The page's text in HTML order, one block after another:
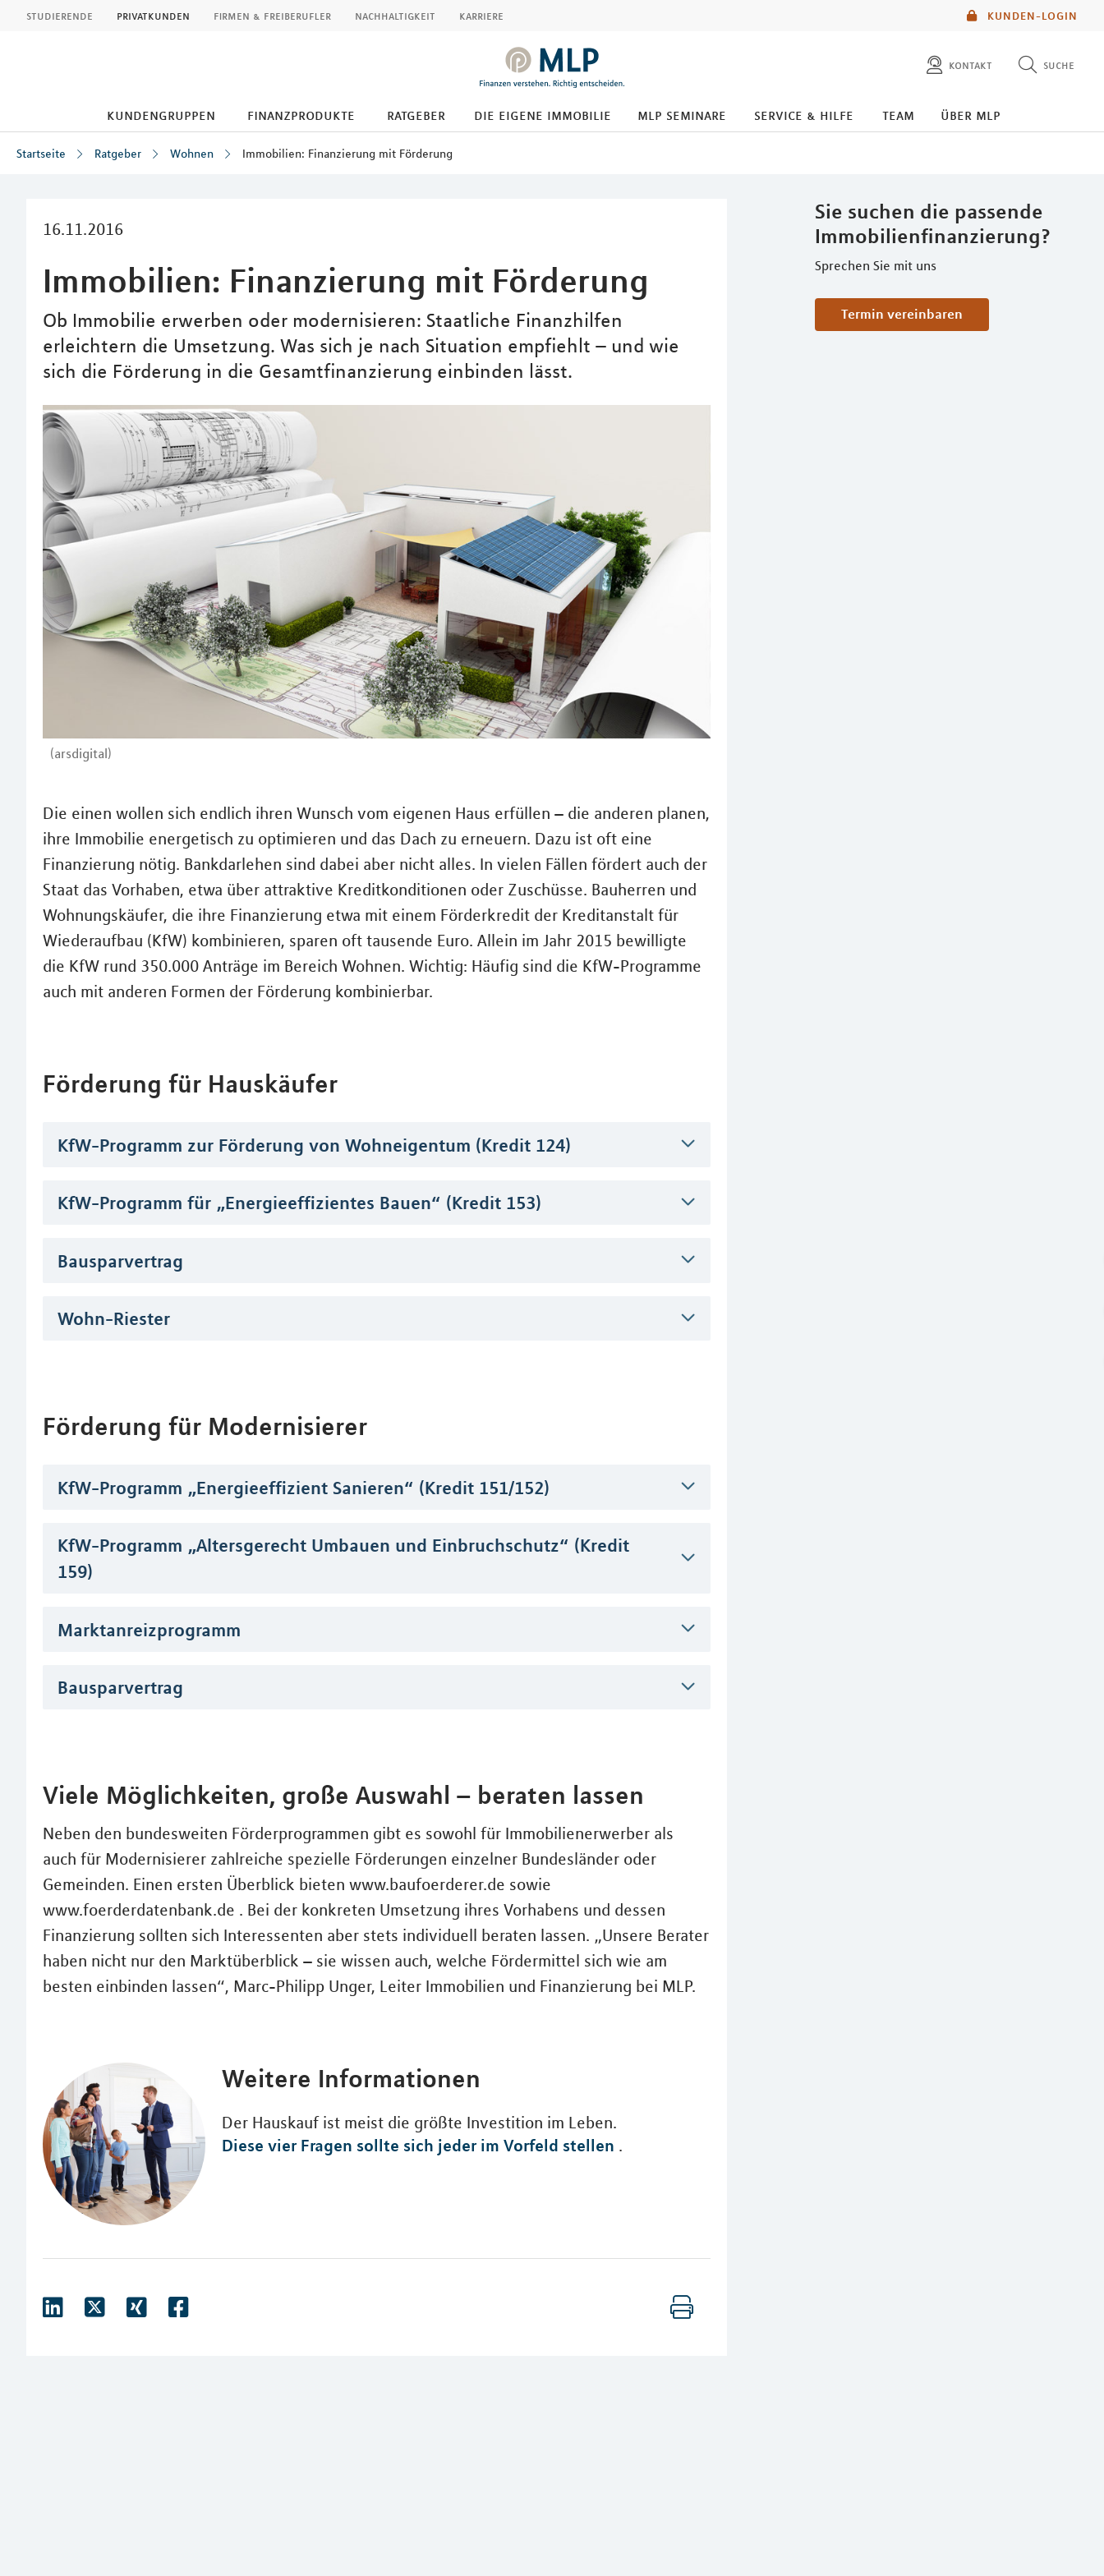
KUNDEN-LOGIN
studierende privatkunden firmen & freiberufler nachhaltigkeit karriere
kontakt suche
diese website durchsuchen
kundengruppen finanzprodukte ratgeber die eigene immobilie mlp seminare service & hilfe team über mlp
Startseite Ratgeber Wohnen Immobilien: Finanzierung mit Förderung
16.11.2016
Immobilien: Finanzierung mit Förderung
Ob Immobilie erwerben oder modernisieren: Staatliche Finanzhilfen
erleichtern die Umsetzung. Was sich je nach Situation empfiehlt – und wie
sich die Förderung in die Gesamtfinanzierung einbinden lässt.
(arsdigital)
Sie suchen die passende
Immobilienfinanzierung?
Sprechen Sie mit uns
Termin vereinbaren
Die einen wollen sich endlich ihren Wunsch vom eigenen Haus erfüllen – die anderen planen,
ihre Immobilie energetisch zu optimieren und das Dach zu erneuern. Dazu ist oft eine
Finanzierung nötig. Bankdarlehen sind dabei aber nicht alles. In vielen Fällen fördert auch der
Staat das Vorhaben, etwa über attraktive Kreditkonditionen oder Zuschüsse. Bauherren und
Wohnungskäufer, die ihre Finanzierung etwa mit einem Förderkredit der Kreditanstalt für
Wiederaufbau (KfW) kombinieren, sparen oft tausende Euro. Allein im Jahr 2015 bewilligte
die KfW rund 350.000 Anträge im Bereich Wohnen. Wichtig: Häufig sind die KfW-Programme
auch mit anderen Formen der Förderung kombinierbar.
Förderung für Hauskäufer
KfW-Programm zur Förderung von Wohneigentum (Kredit 124)
KfW-Programm für „Energieeffizientes Bauen“ (Kredit 153)
Bausparvertrag
Wohn-Riester
Förderung für Modernisierer
KfW-Programm „Energieeffizient Sanieren“ (Kredit 151/152)
KfW-Programm „Altersgerecht Umbauen und Einbruchschutz“ (Kredit
159)
Marktanreizprogramm
Bausparvertrag
Viele Möglichkeiten, große Auswahl – beraten lassen
Neben den bundesweiten Förderprogrammen gibt es sowohl für Immobilienerwerber als
auch für Modernisierer zahlreiche spezielle Förderungen einzelner Bundesländer oder
Gemeinden. Einen ersten Überblick bieten www.baufoerderer.de sowie
www.foerderdatenbank.de . Bei der konkreten Umsetzung ihres Vorhabens und dessen
Finanzierung sollten sich Interessenten aber stets individuell beraten lassen. „Unsere Berater
haben nicht nur den Marktüberblick – sie wissen auch, welche Fördermittel sich wie am
besten einbinden lassen“, Marc-Philipp Unger, Leiter Immobilien und Finanzierung bei MLP.
Weitere Informationen
Der Hauskauf ist meist die größte Investition im Leben.
Diese vier Fragen sollte sich jeder im Vorfeld stellen .